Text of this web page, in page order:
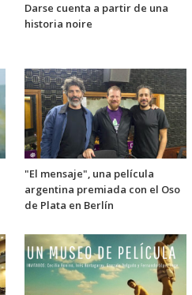
Darse cuenta a partir de una
historia noire
"El mensaje", una película
argentina premiada con el Oso
de Plata en Berlín